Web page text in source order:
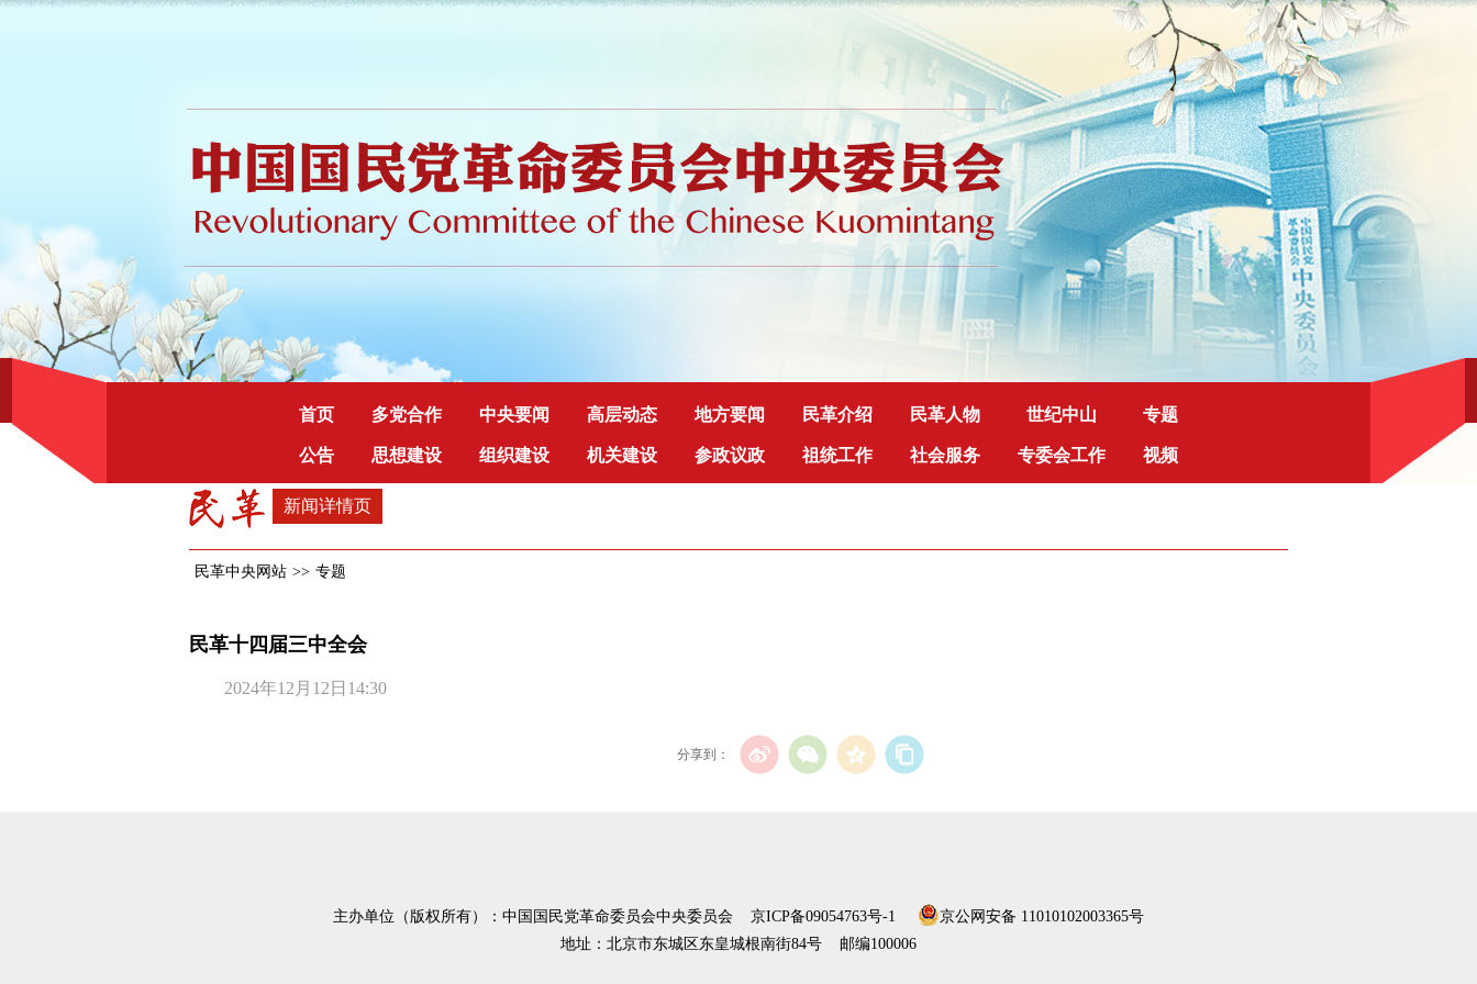
首页 多党合作 中央要闻 高层动态 地方要闻 民革介绍 民革人物 世纪中山 专题
公告 思想建设 组织建设 机关建设 参政议政 祖统工作 社会服务 专委会工作 视频
新闻详情页
民革中央网站 >> 专题
民革十四届三中全会
2024年12月12日14:30
分享到：
主办单位（版权所有）：中国国民党革命委员会中央委员会 京ICP备09054763号-1
京公网安备 11010102003365号
地址：北京市东城区东皇城根南街84号 邮编100006